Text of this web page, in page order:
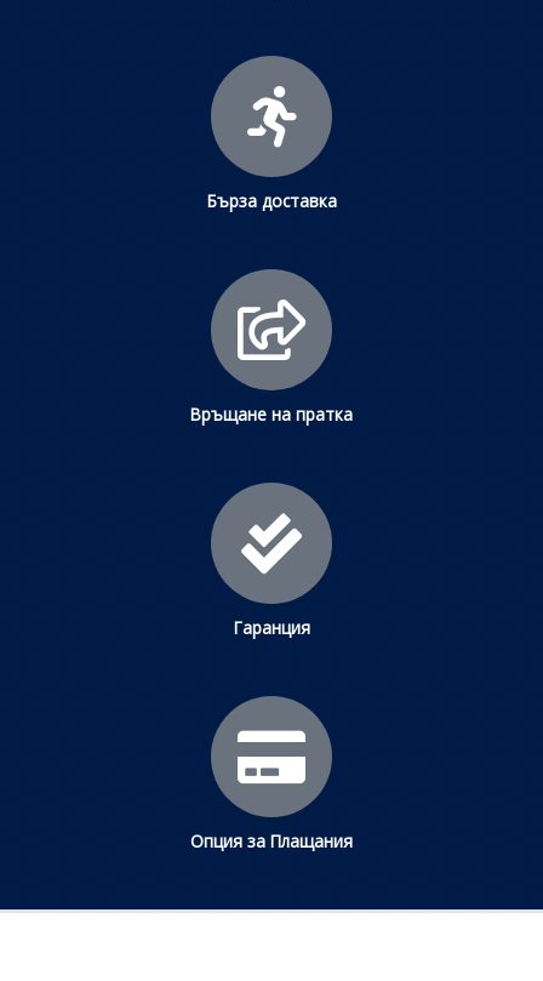
Бърза доставка
Връщане на пратка
Гаранция
Опция за Плащания